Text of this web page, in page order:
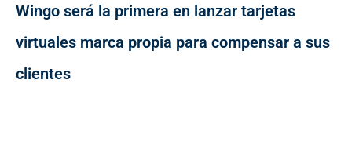
Wingo será la primera en lanzar tarjetas
virtuales marca propia para compensar a sus
clientes